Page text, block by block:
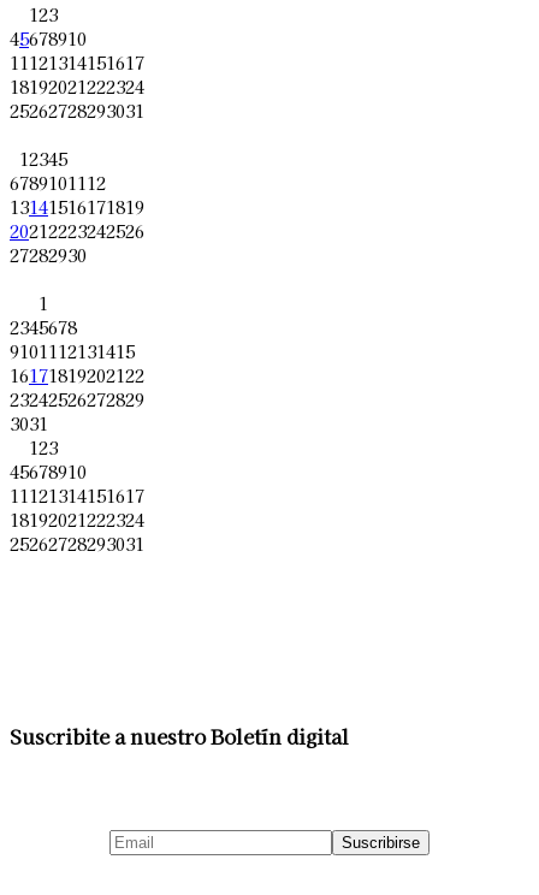
123
45678910
11121314151617
18192021222324
25262728293031
12345
6789101112
13141516171819
20212223242526
27282930
1
2345678
9101112131415
16171819202122
23242526272829
3031
123
45678910
11121314151617
18192021222324
25262728293031
Suscribite a nuestro Boletín digital